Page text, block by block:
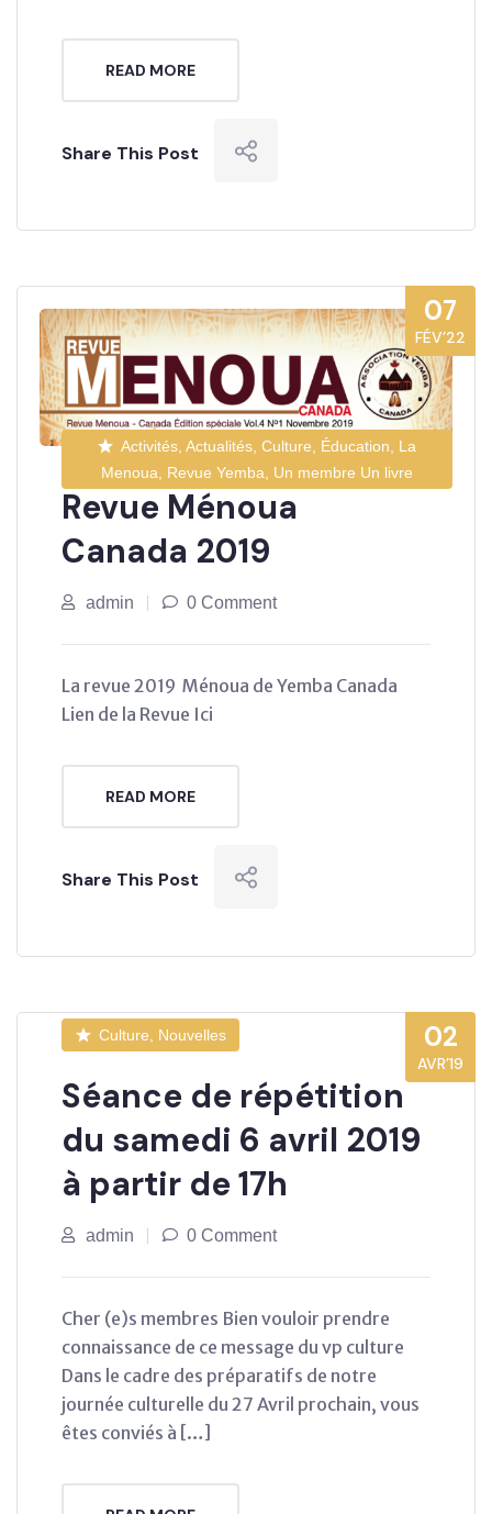
READ MORE
Share This Post
07
FÉV’22
Activités, Actualités, Culture, Éducation, La
Menoua, Revue Yemba, Un membre Un livre
Revue Ménoua
Canada 2019
admin 0 Comment
La revue 2019 Ménoua de Yemba Canada
Lien de la Revue Ici
READ MORE
Share This Post
02
AVR’19
Culture, Nouvelles
Séance de répétition
du samedi 6 avril 2019
à partir de 17h
admin 0 Comment
Cher (e)s membres Bien vouloir prendre
connaissance de ce message du vp culture
Dans le cadre des préparatifs de notre
journée culturelle du 27 Avril prochain, vous
êtes conviés à […]